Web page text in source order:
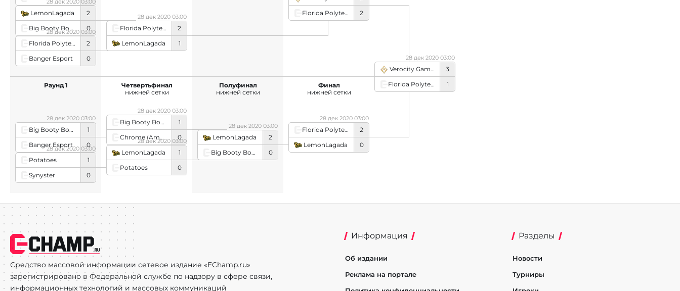
LemonLagada
2
Big Booty Boys
0
28 дек 2020 03:00
Florida Polytechnic University
2
Banger Esport
0
28 дек 2020 03:00 Florida Polytechnic University
2
LemonLagada
1
28 дек 2020 03:00
Florida Polytechnic University
2
Big Booty Boys
1
Banger Esport
0
28 дек 2020 03:00
Potatoes
1
Synyster
0
28 дек 2020 03:00
Раунд 1
Big Booty Boys
1
Chrome (American Team)
0
28 дек 2020 03:00
LemonLagada
1
Potatoes
0
28 дек 2020 03:00
Четвертьфинал
нижней сетки
LemonLagada
2
Big Booty Boys
0
28 дек 2020 03:00
Полуфинал
нижней сетки
Florida Polytechnic University
2
LemonLagada
0
28 дек 2020 03:00
Финал
нижней сетки
Verocity Gaming
3
Florida Polytechnic University
1
28 дек 2020 03:00
Средство массовой информации сетевое издание «EChamp.ru»
зарегистрировано в Федеральной службе по надзору в сфере связи,
информационных технологий и массовых коммуникаций
Информация
Об издании
Реклама на портале
Разделы
Новости
Турниры